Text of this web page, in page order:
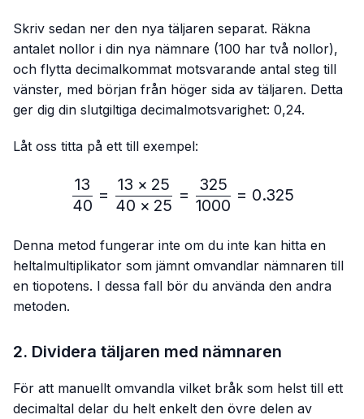
Skriv sedan ner den nya täljaren separat. Räkna
antalet nollor i din nya nämnare (100 har två nollor),
och flytta decimalkommat motsvarande antal steg till
vänster, med början från höger sida av täljaren. Detta
ger dig din slutgiltiga decimalmotsvarighet: 0,24.
Låt oss titta på ett till exempel:
\frac{13}{40}=\frac{13
40
13
=
40 × 25
13 × 25
=
1000
325
= 0.325
Denna metod fungerar inte om du inte kan hitta en
heltalmultiplikator som jämnt omvandlar nämnaren till
en tiopotens. I dessa fall bör du använda den andra
metoden.
2. Dividera täljaren med nämnaren
För att manuellt omvandla vilket bråk som helst till ett
decimaltal delar du helt enkelt den övre delen av